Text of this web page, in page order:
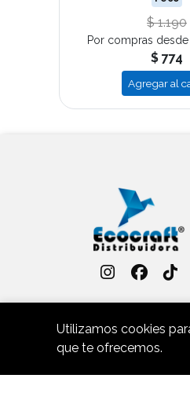
$ 1.190
Por compras
$ 774
Agregar al
Utilizamos cookies
que te ofrecemos.